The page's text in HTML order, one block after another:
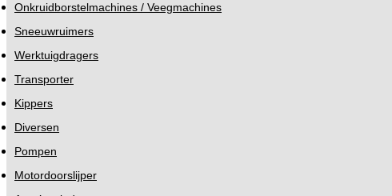
Onkruidborstelmachines / Veegmachines
Sneeuwruimers
Werktuigdragers
Transporter
Kippers
Diversen
Pompen
Motordoorslijper